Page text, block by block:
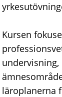
Kursen
läroplanerna